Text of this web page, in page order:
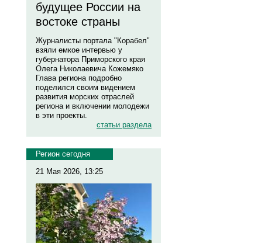
будущее России на
востоке страны
Журналисты портала "Корабел"
взяли емкое интервью у
губернатора Приморского края
Олега Николаевича Кожемяко
Глава региона подробно
поделился своим видением
развития морских отраслей
региона и включении молодежи
в эти проекты.
статьи раздела
Регион сегодня
21 Мая 2026, 13:25